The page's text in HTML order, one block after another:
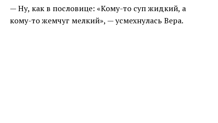
— Ну, как в пословице: «Кому-то суп жидкий, а
кому-то жемчуг мелкий», — усмехнулась Вера.